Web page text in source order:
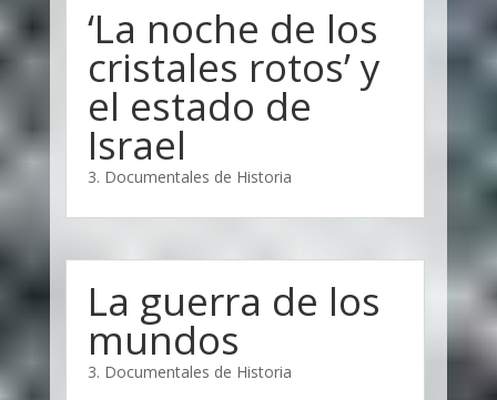
‘La noche de los
cristales rotos’ y
el estado de
Israel
3. Documentales de Historia
La guerra de los
mundos
3. Documentales de Historia